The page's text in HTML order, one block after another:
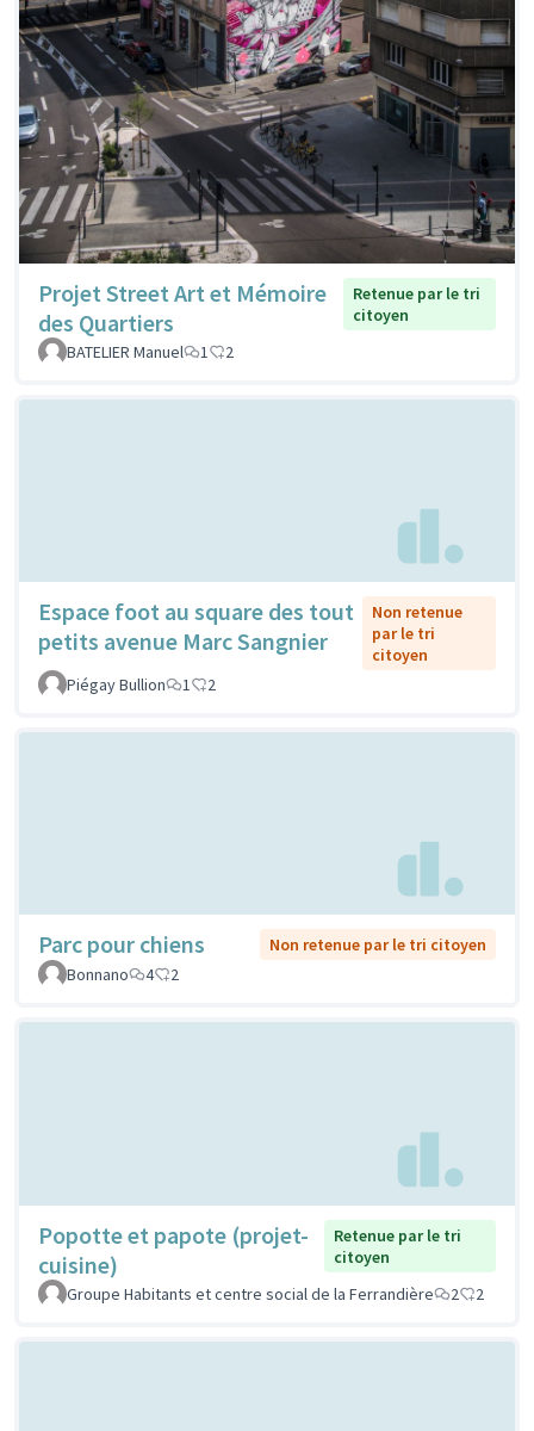
Projet Street Art et Mémoire
des Quartiers
Retenue par le tri
citoyen
BATELIER Manuel
1 2
Espace foot au square des tout
petits avenue Marc Sangnier
Non retenue
par le tri
citoyen
Piégay Bullion
1 2
Parc pour chiens
Non retenue par le tri citoyen
Bonnano
4 2
Popotte et papote (projet-
cuisine)
Retenue par le tri
citoyen
Groupe Habitants et centre social de la Ferrandière
2 2